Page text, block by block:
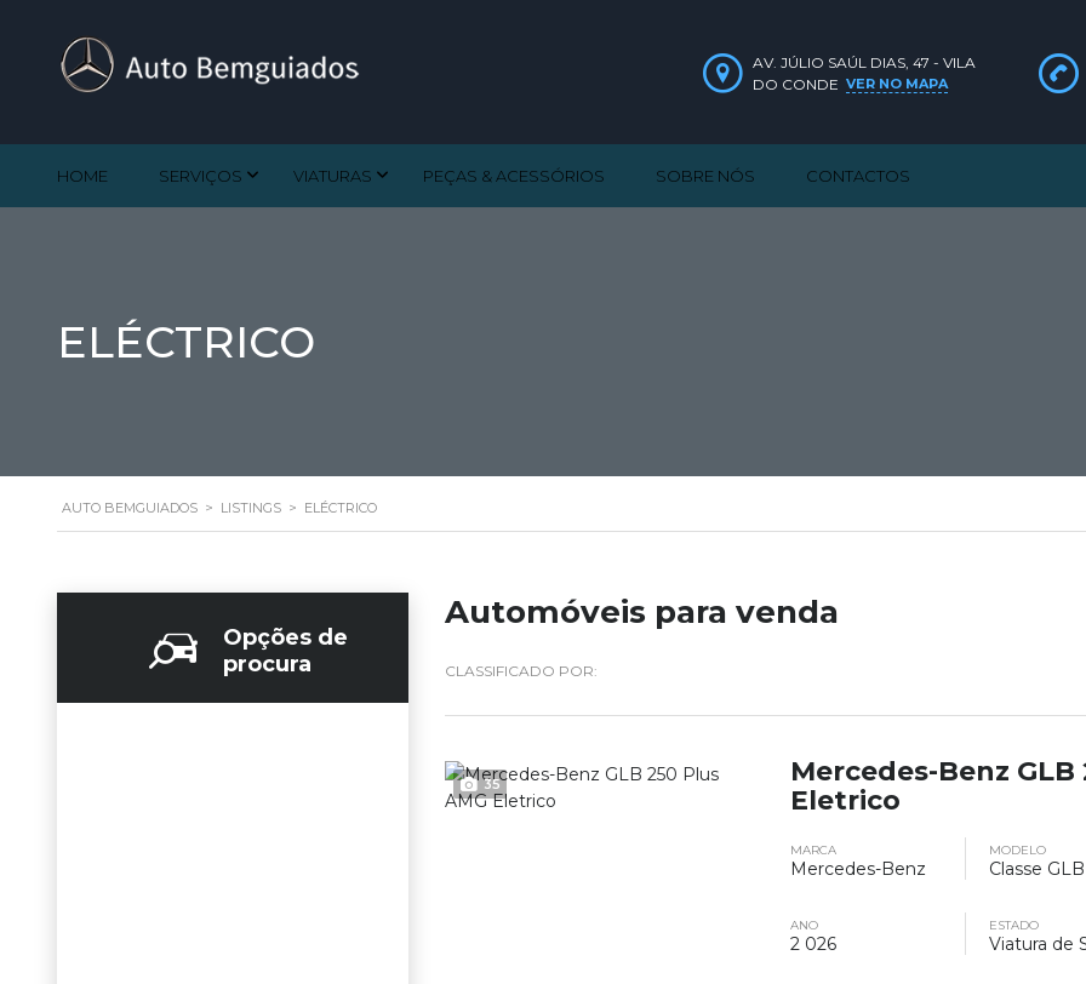
AV. JÚLIO SAÚL DIAS, 47 - VILA
DO CONDE VER NO MAPA
HOME SERVIÇOS VIATURAS PEÇAS & ACESSÓRIOS SOBRE NÓS CONTACTOS
ELÉCTRICO
AUTO BEMGUIADOS > LISTINGS > ELÉCTRICO
Opções de
procura
Automóveis para venda
CLASSIFICADO POR:
35
Mercedes-Benz GLB
Eletrico
MARCA
Mercedes-Benz
MODELO
Classe GLB
ANO
2 026
ESTADO
Viatura de